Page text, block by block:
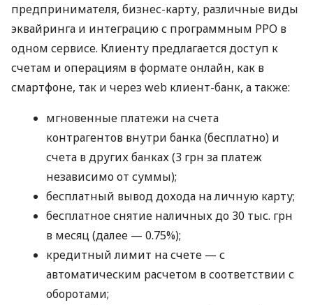
предпринимателя, бизнес-карту, различные виды
эквайринга и интеграцию с программным РРО в
одном сервисе. Клиенту предлагается доступ к
счетам и операциям в формате онлайн, как в
смартфоне, так и через web клиент-банк, а также:
мгновенные платежи на счета
контрагентов внутри банка (бесплатно) и
счета в других банках (3 грн за платеж
независимо от суммы);
бесплатный вывод дохода на личную карту;
бесплатное снятие наличных до 30 тыс. грн
в месяц (далее — 0.75%);
кредитный лимит на счете — с
автоматическим расчетом в соответствии с
оборотами;